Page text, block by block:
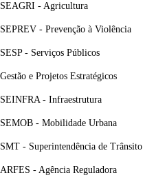
SEAGRI - Agricultura
SEPREV - Prevenção à Violência
SESP - Serviços Públicos
Gestão e Projetos Estratégicos
SEINFRA - Infraestrutura
SEMOB - Mobilidade Urbana
SMT - Superintendência de Trânsito
ARFES - Agência Reguladora